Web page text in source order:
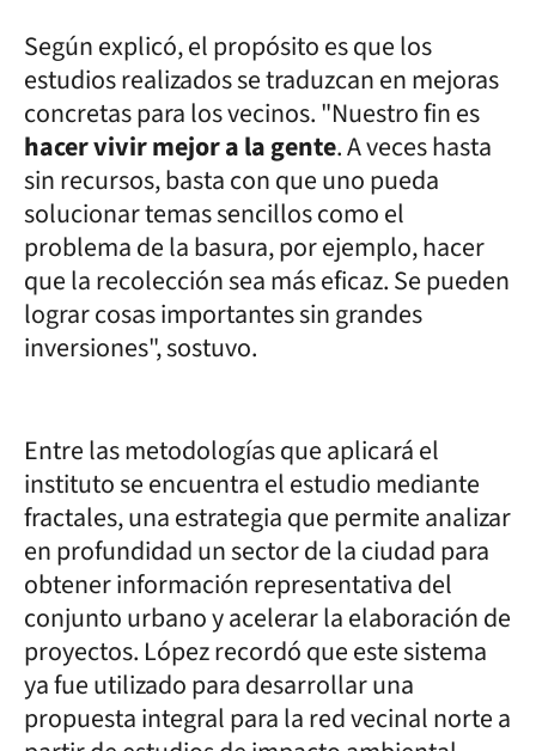
Según explicó, el propósito es que los
estudios realizados se traduzcan en mejoras
concretas para los vecinos. "Nuestro fin es
hacer vivir mejor a la gente. A veces hasta
sin recursos, basta con que uno pueda
solucionar temas sencillos como el
problema de la basura, por ejemplo, hacer
que la recolección sea más eficaz. Se pueden
lograr cosas importantes sin grandes
inversiones", sostuvo.
Entre las metodologías que aplicará el
instituto se encuentra el estudio mediante
fractales, una estrategia que permite analizar
en profundidad un sector de la ciudad para
obtener información representativa del
conjunto urbano y acelerar la elaboración de
proyectos. López recordó que este sistema
ya fue utilizado para desarrollar una
propuesta integral para la red vecinal norte a